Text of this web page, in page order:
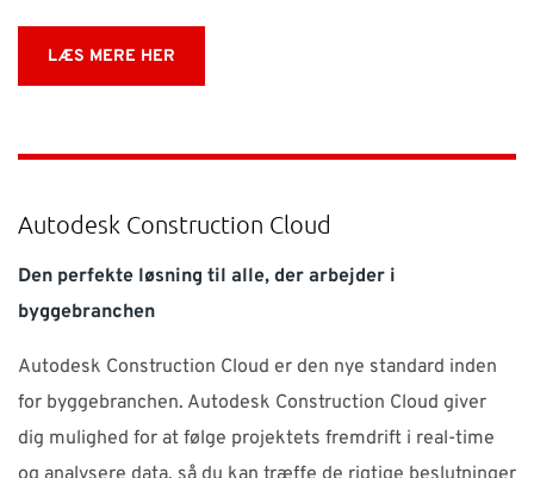
LÆS MERE HER
Autodesk Construction Cloud
Den perfekte løsning til alle, der arbejder i
byggebranchen
Autodesk Construction Cloud er den nye standard inden
for byggebranchen. Autodesk Construction Cloud giver
dig mulighed for at følge projektets fremdrift i real-time